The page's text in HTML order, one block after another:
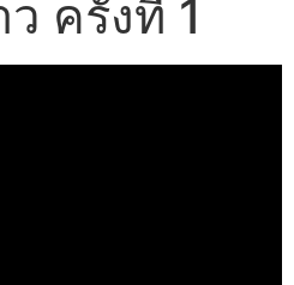
ครั้งที่ 1